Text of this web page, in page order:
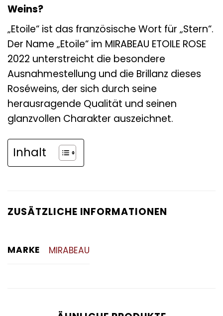
Weins?
„Etoile“ ist das französische Wort für „Stern“.
Der Name „Etoile“ im MIRABEAU ETOILE ROSE
2022 unterstreicht die besondere
Ausnahmestellung und die Brillanz dieses
Roséweins, der sich durch seine
herausragende Qualität und seinen
glanzvollen Charakter auszeichnet.
Inhalt
ZUSÄTZLICHE INFORMATIONEN
MARKE MIRABEAU